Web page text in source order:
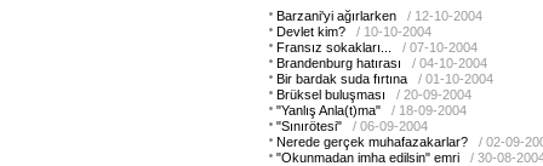
Barzani'yi ağırlarken
/ 12-10-2004
Devlet kim?
/ 10-10-2004
Fransız sokakları...
/ 07-10-2004
Brandenburg hatırası
/ 04-10-2004
Bir bardak suda fırtına
/ 01-10-2004
Brüksel buluşması
/ 20-09-2004
"Yanlış Anla(t)ma"
/ 18-09-2004
"Sınırötesi"
/ 06-09-2004
Nerede gerçek muhafazakarlar?
/ 02-09-
"Okunmadan imha edilsin" emri
/ 30-08-